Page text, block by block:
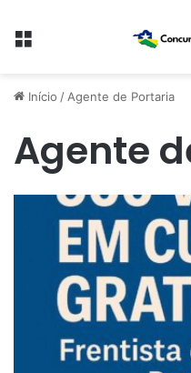
Menu
Início /Agente de Portaria
Agente